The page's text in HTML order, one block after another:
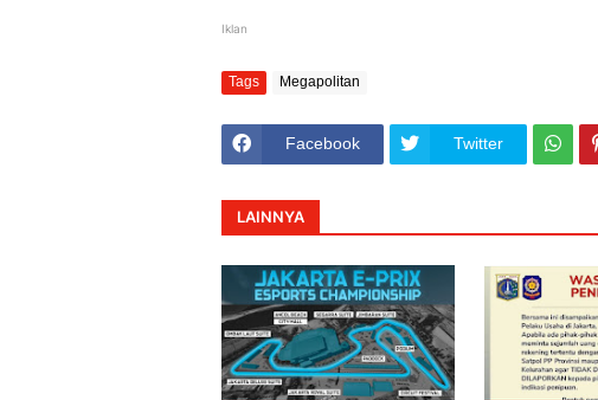
Iklan
Tags Megapolitan
Facebook Twitter
LAINNYA